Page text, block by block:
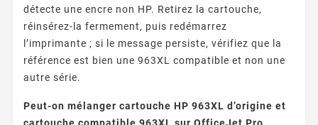
détecte une encre non HP. Retirez la cartouche,
réinsérez-la fermement, puis redémarrez
l’imprimante ; si le message persiste, vérifiez que la
référence est bien une 963XL compatible et non une
autre série.
Peut-on mélanger cartouche HP 963XL d’origine et
cartouche compatible 963XL sur OfficeJet Pro